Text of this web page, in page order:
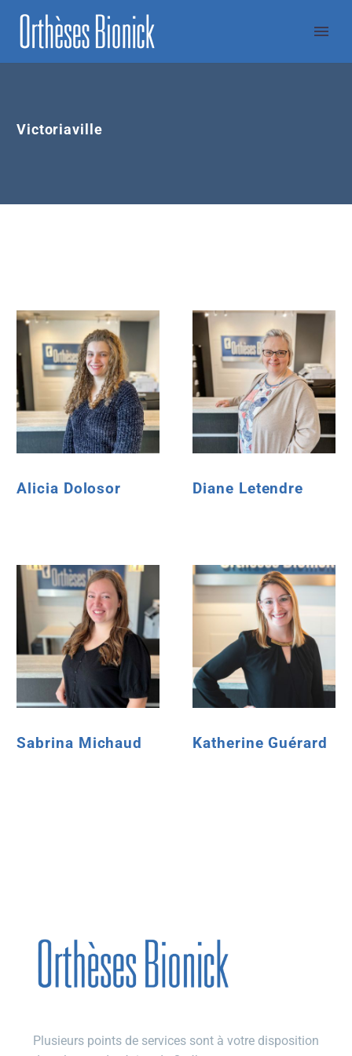
Victoriaville
Alicia Dolosor Diane Letendre
Sabrina Michaud Katherine Guérard
Plusieurs points de services sont à votre disposition